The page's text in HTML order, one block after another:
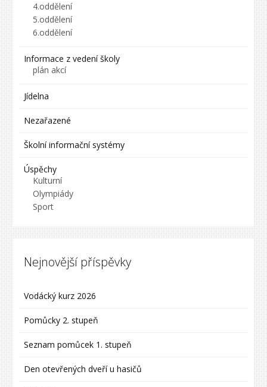
4.oddělení
5.oddělení
6.oddělení
Informace z vedení školy
plán akcí
Jídelna
Nezařazené
Školní informační systémy
Úspěchy
Kulturní
Olympiády
Sport
Nejnovější příspěvky
Vodácký kurz 2026
Pomůcky 2. stupeň
Seznam pomůcek 1. stupeň
Den otevřených dveří u hasičů